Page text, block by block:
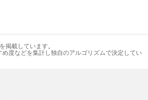
載しています。
度などを集計し独自のアルゴリズムで決定してい